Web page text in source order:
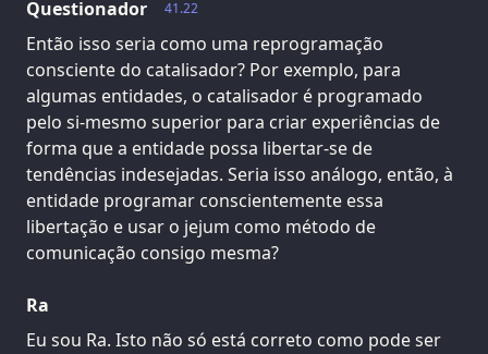
41.22
Questionador
Então isso seria como uma reprogramação
consciente do catalisador? Por exemplo, para
algumas entidades, o catalisador é programado
pelo si-mesmo superior para criar experiências de
forma que a entidade possa libertar-se de
tendências indesejadas. Seria isso análogo, então, à
entidade programar conscientemente essa
libertação e usar o jejum como método de
comunicação consigo mesma?
Ra
Eu sou Ra. Isto não só está correto como pode ser